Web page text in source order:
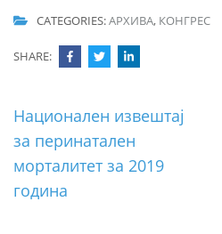
CATEGORIES:АРХИВА, КОНГРЕС
SHARE:
Post
navigation
Национален извештај
за перинатален
морталитет за 2019
година